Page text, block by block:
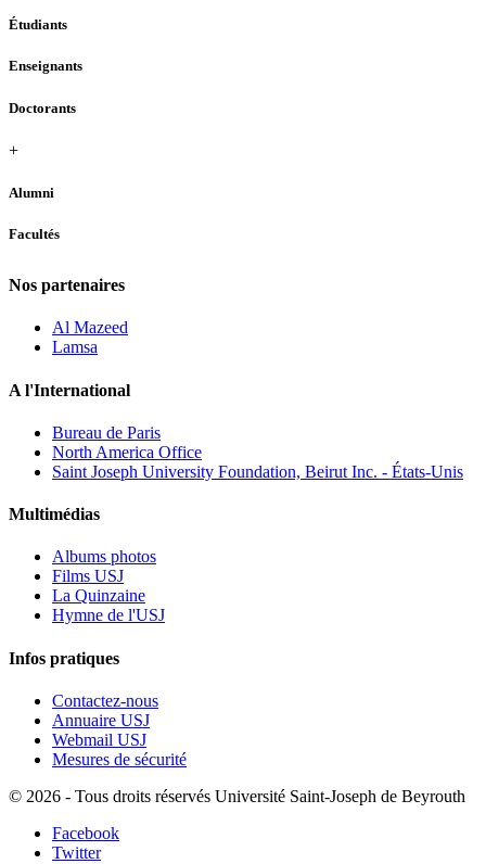
Étudiants
Enseignants
Doctorants
+
Alumni
Facultés
Nos partenaires
Al Mazeed
Lamsa
A l'International
Bureau de Paris
North America Office
Saint Joseph University Foundation, Beirut Inc. - États-Unis
Multimédias
Albums photos
Films USJ
La Quinzaine
Hymne de l'USJ
Infos pratiques
Contactez-nous
Annuaire USJ
Webmail USJ
Mesures de sécurité
© 2026 - Tous droits réservés Université Saint-Joseph de Beyrouth
Facebook
Twitter